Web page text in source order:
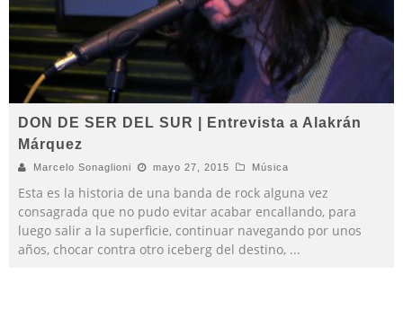
DON DE SER DEL SUR | Entrevista a Alakrán
Márquez
Marcelo Sonaglioni mayo 27, 2015 Música
Esta es la historia de una banda de rock alguna vez
consagrada que no pudo evitar acabar encallando, para
luego salir a la superficie, continuar navegando por unos
años, chocar contra otro iceberg del destino, ...